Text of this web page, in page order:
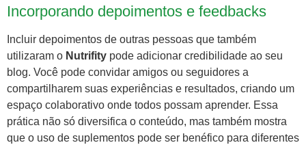
Incorporando depoimentos e feedbacks
Incluir depoimentos de outras pessoas que também
utilizaram o Nutrifity pode adicionar credibilidade ao seu
blog. Você pode convidar amigos ou seguidores a
compartilharem suas experiências e resultados, criando um
espaço colaborativo onde todos possam aprender. Essa
prática não só diversifica o conteúdo, mas também mostra
que o uso de suplementos pode ser benéfico para diferentes